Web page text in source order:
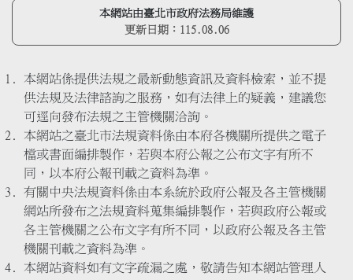
本網站由臺北市政府法務局維護
更新日期： 115.08.06
本網站係提供法規之最新動態資訊及資料檢索，並不提
供法規及法律諮詢之服務，如有法律上的疑義，建議您
可逕向發布法規之主管機關洽詢。
本網站之臺北市法規資料係由本府各機關所提供之電子
檔或書面編排製作，若與本府公報之公布文字有所不
同，以本府公報刊載之資料為準。
有關中央法規資料係由本系統於政府公報及各主管機關
網站所發布之法規資料蒐集編排製作，若與政府公報或
各主管機關之公布文字有所不同，以政府公報及各主管
機關刊載之資料為準。
本網站資料如有文字疏漏之處，敬請告知本網站管理人